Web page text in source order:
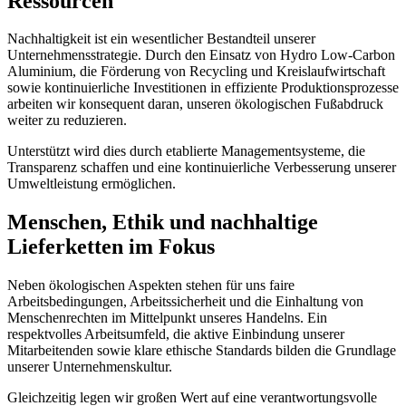
Nachhaltigkeit ist ein wesentlicher Bestandteil unserer
Unternehmensstrategie. Durch den Einsatz von Hydro Low-Carbon
Aluminium, die Förderung von Recycling und Kreislaufwirtschaft
sowie kontinuierliche Investitionen in effiziente Produktionsprozesse
arbeiten wir konsequent daran, unseren ökologischen Fußabdruck
weiter zu reduzieren.
Unterstützt wird dies durch etablierte Managementsysteme, die
Transparenz schaffen und eine kontinuierliche Verbesserung unserer
Umweltleistung ermöglichen.
Menschen, Ethik und nachhaltige
Lieferketten im Fokus
Neben ökologischen Aspekten stehen für uns faire
Arbeitsbedingungen, Arbeitssicherheit und die Einhaltung von
Menschenrechten im Mittelpunkt unseres Handelns. Ein
respektvolles Arbeitsumfeld, die aktive Einbindung unserer
Mitarbeitenden sowie klare ethische Standards bilden die Grundlage
unserer Unternehmenskultur.
Gleichzeitig legen wir großen Wert auf eine verantwortungsvolle